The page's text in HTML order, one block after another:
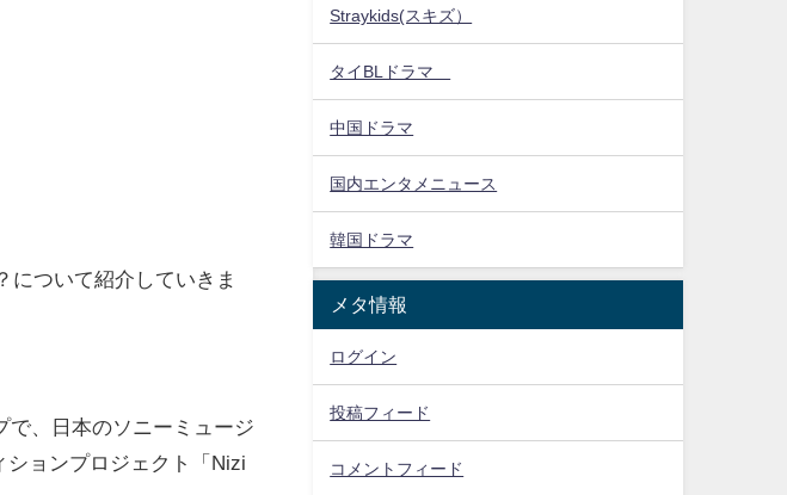
について紹介していきま
で、日本のソニーミュージ
ションプロジェクト「Nizi
Straykids(スキズ）
タイBLドラマ
中国ドラマ
国内エンタメニュース
韓国ドラマ
メタ情報
ログイン
投稿フィード
コメントフィード